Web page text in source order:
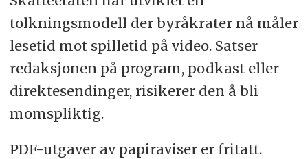
tolkningsmodell der byråkrater nå måler
lesetid mot spilletid på video. Satser
redaksjonen på program, podkast eller
direktesendinger, risikerer den å bli
momspliktig.
PDF-utgaver av papiraviser er fritatt.